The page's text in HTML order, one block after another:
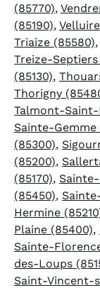
(85770),
(85190),
Triaize (85580),
Treize-
(85130),
Thorigny
Talmont-
Sainte-Gemme
(85300),
(85200),
(85170),
(85450),
Hermine
Plaine (85400),
Sainte-
des-Loups
Saint-Vincent-